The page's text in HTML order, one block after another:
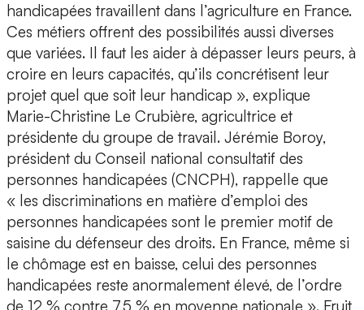
handicapées travaillent dans l’agriculture en France.
Ces métiers offrent des possibilités aussi diverses
que variées. Il faut les aider à dépasser leurs peurs, à
croire en leurs capacités, qu’ils concrétisent leur
projet quel que soit leur handicap », explique
Marie-Christine Le Crubière, agricultrice et
présidente du groupe de travail. Jérémie Boroy,
président du Conseil national consultatif des
personnes handicapées (CNCPH), rappelle que
« les discriminations en matière d’emploi des
personnes handicapées sont le premier motif de
saisine du défenseur des droits. En France, même si
le chômage est en baisse, celui des personnes
handicapées reste anormalement élevé, de l’ordre
de 12 % contre 7,5 % en moyenne nationale ». Fruit